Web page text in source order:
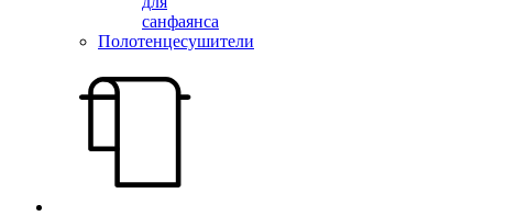
санфаянса
Полотенцесушители